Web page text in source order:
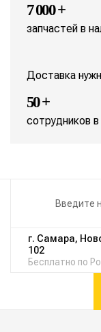
7 000 +
запчастей в
Доставка
50 +
сотрудников
г. Самара,
102
Бесплатно по